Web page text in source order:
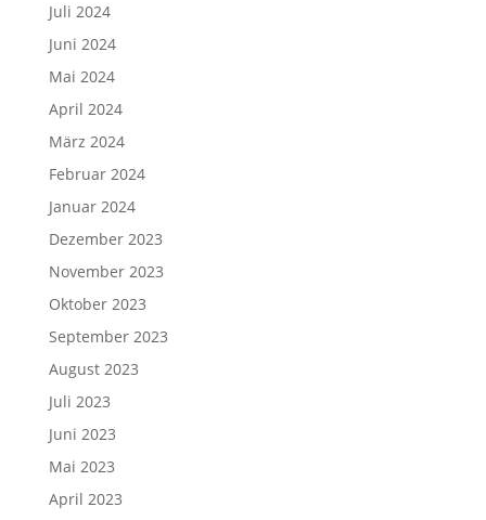
Juli 2024
Juni 2024
Mai 2024
April 2024
März 2024
Februar 2024
Januar 2024
Dezember 2023
November 2023
Oktober 2023
September 2023
August 2023
Juli 2023
Juni 2023
Mai 2023
April 2023